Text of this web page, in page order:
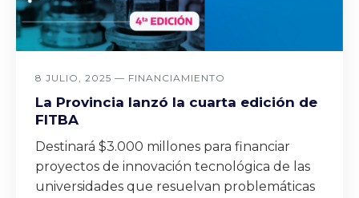
8 JULIO, 2025 — FINANCIAMIENTO
La Provincia lanzó la cuarta edición de
FITBA
Destinará $3.000 millones para financiar
proyectos de innovación tecnológica de las
universidades que resuelvan problemáticas